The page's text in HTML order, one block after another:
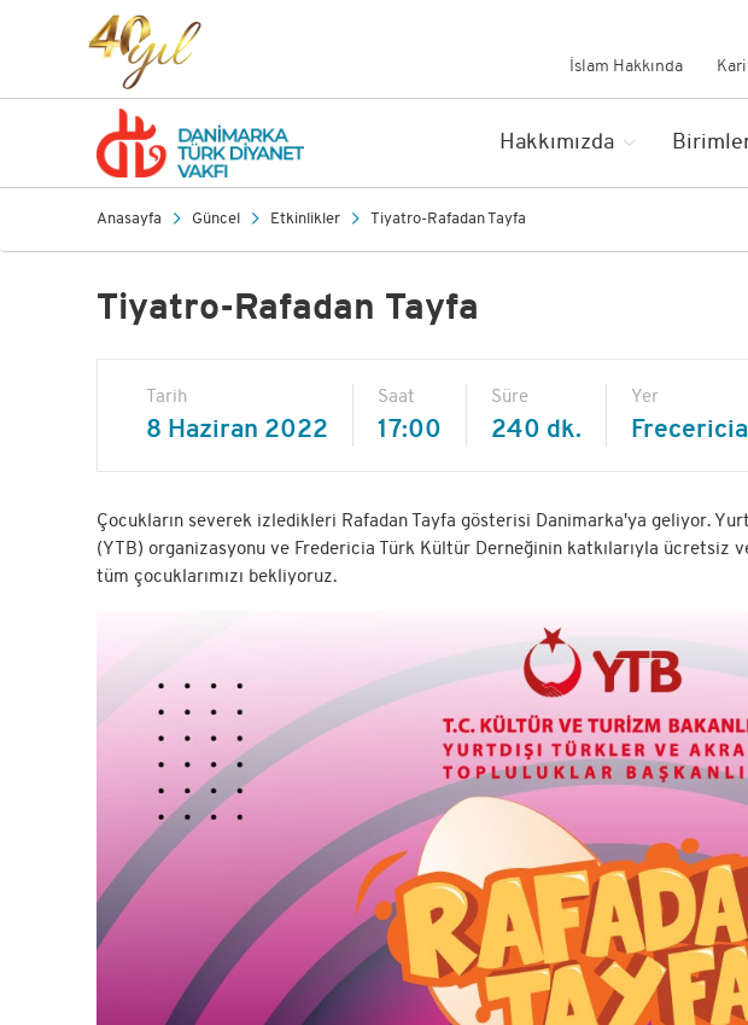
İslam Hakkında
Hakkımızda
Anasayfa Güncel Etkinlikler Tiyatro-Rafadan Tayfa
Tiyatro-Rafadan Tayfa
Tarih
8 Haziran 2022
Saat
17:00
Süre
240 dk.
Yer
Çocukların severek izledikleri Rafadan Tayfa gösterisi Danimarka'ya geliyor.
(YTB) organizasyonu ve Fredericia Türk Kültür Derneğinin katkılarıyla ücretsiz
tüm çocuklarımızı bekliyoruz.